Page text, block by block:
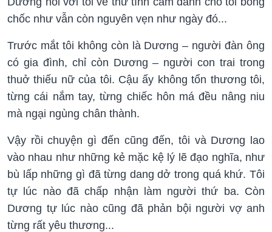
chốc như vẫn còn nguyên vẹn như ngày đó...
Trước mắt tôi không còn là Dương – người đàn ông
có gia đình, chỉ còn Dương – người con trai trong
thuở thiếu nữ của tôi. Cậu ấy không tổn thương tôi,
từng cái nắm tay, từng chiếc hôn má đều nâng niu
mà ngại ngùng chân thành.
Vậy rồi chuyện gì đến cũng đến, tôi và Dương lao
vào nhau như những kẻ mặc kệ lý lẽ đạo nghĩa, như
bù lấp những gì đã từng dang dở trong quá khứ. Tôi
tự lúc nào đã chấp nhận làm người thứ ba. Còn
Dương tự lúc nào cũng đã phản bội người vợ anh
từng rất yêu thương...